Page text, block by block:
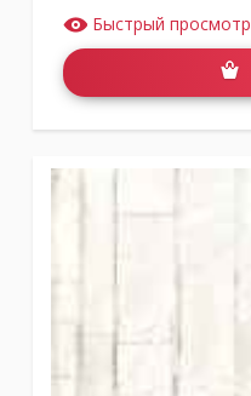
Быстрый просмотр